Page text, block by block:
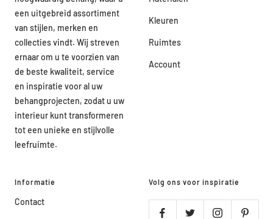
een uitgebreid assortiment
van stijlen, merken en
collecties vindt. Wij streven
ernaar om u te voorzien van
de beste kwaliteit, service
en inspiratie voor al uw
behangprojecten, zodat u uw
interieur kunt transformeren
tot een unieke en stijlvolle
leefruimte.
Kleuren
Ruimtes
Account
Informatie
Contact
Volg ons voor inspiratie